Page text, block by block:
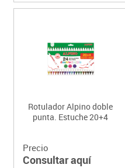
Rotulador Alpino doble
punta. Estuche 20+4
Precio
Consultar aquí